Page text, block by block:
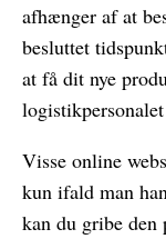
afhænger af at
besluttet
at få dit nye
Visse online
kun ifald man
kan du gribe